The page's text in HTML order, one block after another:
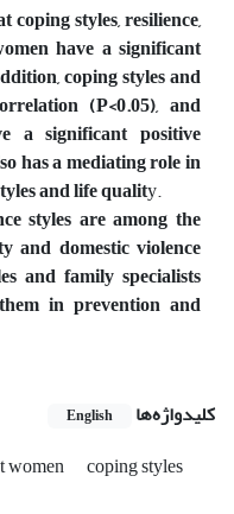
styles, resilience,
have a significant
coping styles and
(P<0.05), and
a significant positive
has a mediating role in
and life quality.
styles are among the
and domestic violence
and family specialists
in prevention and
کلیدواژه‌ها English
women
coping styles